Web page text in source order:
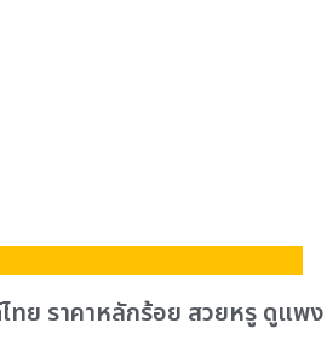
ทย ราคาหลักร้อย สวยหรู ดูแพง